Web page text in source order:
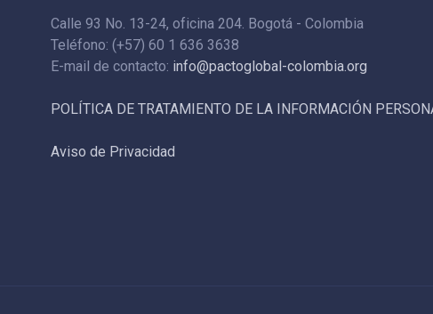
Calle 93 No. 13-24, oficina 204. Bogotá - Colombia
Teléfono: (+57) 60 1 636 3638
E-mail de contacto: info@pactoglobal-colombia.org
POLÍTICA DE TRATAMIENTO DE LA INFORMACIÓN
Aviso de Privacidad